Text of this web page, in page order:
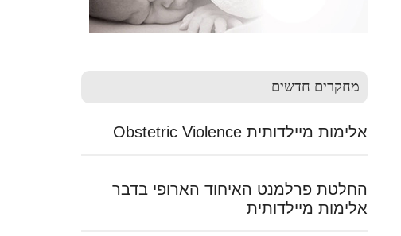
מחקרים חדשים
אלימות מיילדותית Obstetric Violence
החלטת פרלמנט האיחוד הארופי בדבר
אלימות מיילדותית